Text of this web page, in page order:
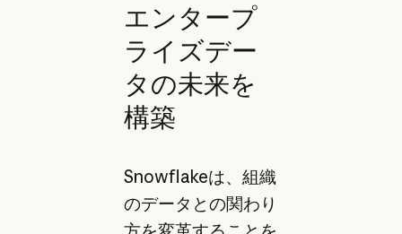
エンタープ
ライズデー
タの未来を
構築
Snowflakeは、組織
のデータとの関わり